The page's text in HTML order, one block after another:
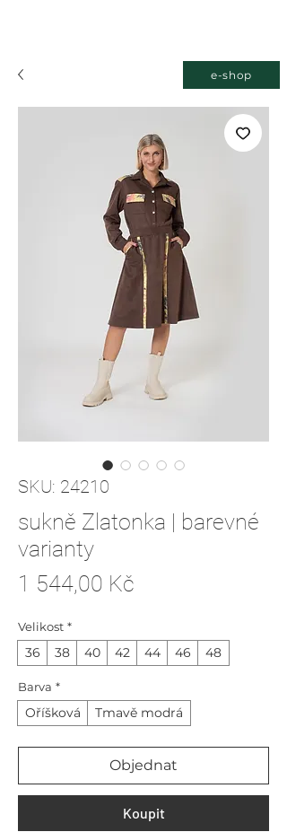
SKU: 24210
sukně Zlatonka | barevné
varianty
1 544,00 Kč
Velikost *
36 38 40 42 44 46 48
Barva *
Oříšková Tmavě modrá
Objednat
Koupit
e-shop